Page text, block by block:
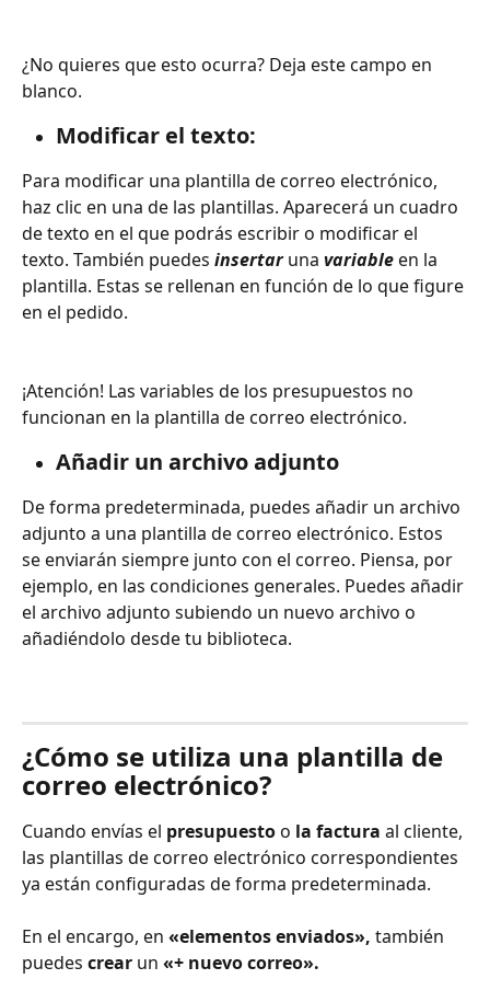
¿No quieres que esto ocurra? Deja este campo en
blanco.
Modificar el texto:
Para modificar una plantilla de correo electrónico,
haz clic en una de las plantillas. Aparecerá un cuadro
de texto en el que podrás escribir o modificar el
texto. También puedes insertar una variable en la
plantilla. Estas se rellenan en función de lo que figure
en el pedido.
¡Atención! Las variables de los presupuestos no
funcionan en la plantilla de correo electrónico.
Añadir un archivo adjunto
De forma predeterminada, puedes añadir un archivo
adjunto a una plantilla de correo electrónico. Estos
se enviarán siempre junto con el correo. Piensa, por
ejemplo, en las condiciones generales. Puedes añadir
el archivo adjunto subiendo un nuevo archivo o
añadiéndolo desde tu biblioteca.
¿Cómo se utiliza una plantilla de
correo electrónico?
Cuando envías el presupuesto o la factura al cliente,
las plantillas de correo electrónico correspondientes
ya están configuradas de forma predeterminada.
En el encargo, en «elementos enviados», también
puedes crear un «+ nuevo correo».